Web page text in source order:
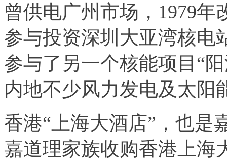
曾供电广州市场，1979
参与投资深圳大亚湾核电
参与了另一个核能项目“
内地不少风力发电及太阳
香港“上海大酒店”，也是
嘉道理家族收购香港上海